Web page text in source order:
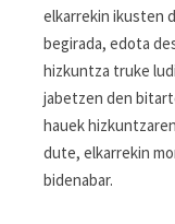
elkarrekin ikusten
begirada, edota
hizkuntza truke
jabetzen den
hauek
dute, elkarrekin
bidenabar.